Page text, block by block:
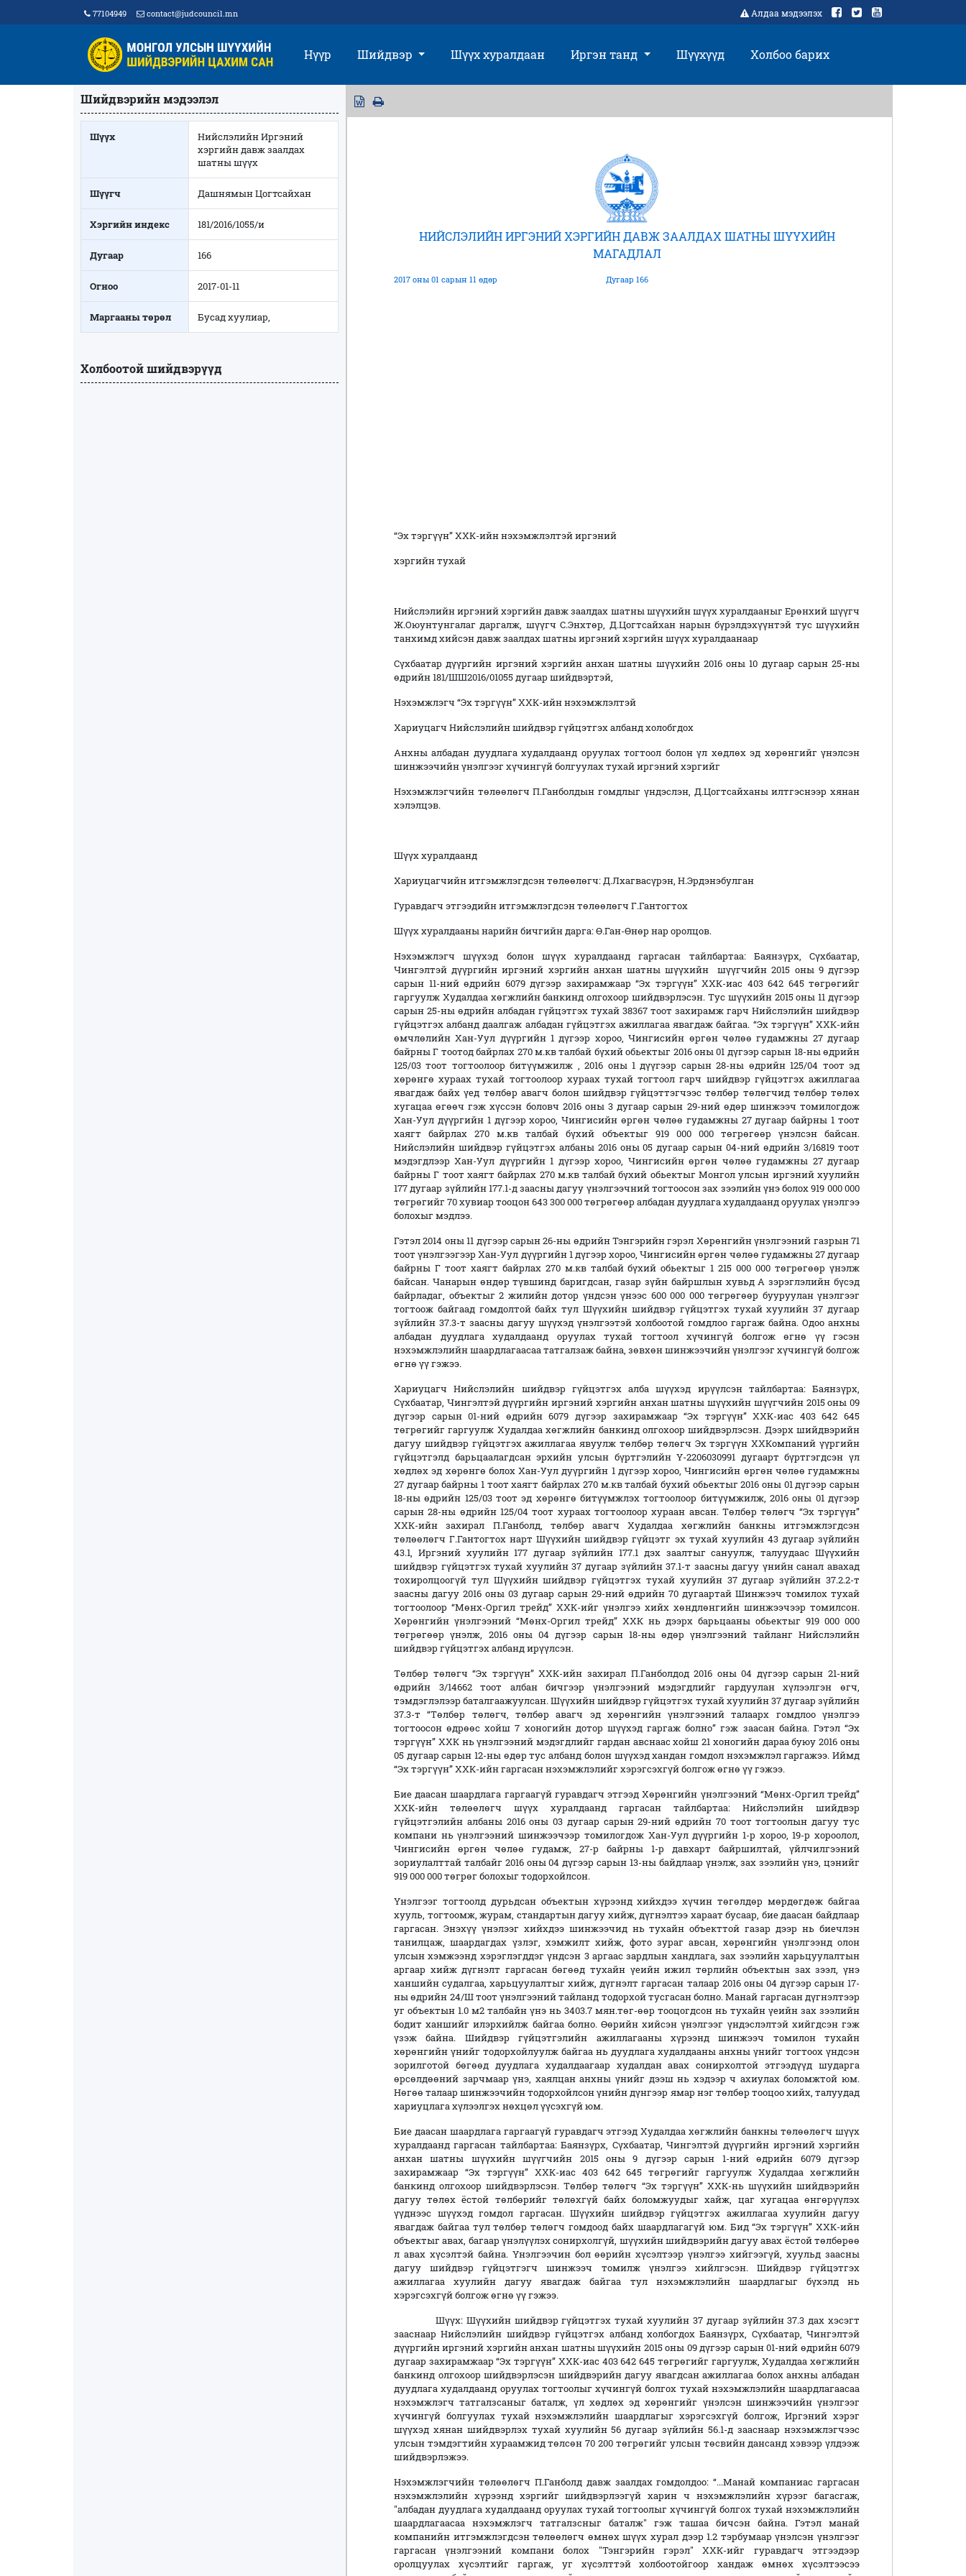
77104949 contact@judcouncil.mn Алдаа мэдээлэх
Нүүр Шийдвэр Шүүх хуралдаан Иргэн танд Шүүхүүд Холбоо барих
Шийдвэрийн мэдээлэл
Шүүх
Нийслэлийн Иргэний
хэргийн давж заалдах
шатны шүүх
Шүүгч Дашнямын Цогтсайхан
Хэргийн индекс 181/2016/1055/и
Дугаар 166
Огноо 2017-01-11
Маргааны төрөл Бусад хуулиар,
Холбоотой шийдвэрүүд
НИЙСЛЭЛИЙН ИРГЭНИЙ ХЭРГИЙН ДАВЖ ЗААЛДАХ ШАТНЫ ШҮҮХИЙН
МАГАДЛАЛ
2017 оны 01 сарын 11 өдөр Дугаар 166
“Эх тэргүүн” ХХК-ийн нэхэмжлэлтэй иргэний
хэргийн тухай
Нийслэлийн иргэний хэргийн давж заалдах шатны шүүхийн шүүх хуралдааныг Ерөнхий шүүгч
Ж.Оюунтунгалаг даргалж, шүүгч С.Энхтөр, Д.Цогтсайхан нарын бүрэлдэхүүнтэй тус шүүхийн
танхимд хийсэн давж заалдах шатны иргэний хэргийн шүүх хуралдаанаар
Сүхбаатар дүүргийн иргэний хэргийн анхан шатны шүүхийн 2016 оны 10 дугаар сарын 25-ны
өдрийн 181/ШШ2016/01055 дугаар шийдвэртэй,
Нэхэмжлэгч “Эх тэргүүн” ХХК-ийн нэхэмжлэлтэй
Хариуцагч Нийслэлийн шийдвэр гүйцэтгэх албанд холобгдох
Анхны албадан дуудлага худалдаанд оруулах тогтоол болон үл хөдлөх эд хөрөнгийг үнэлсэн
шинжээчийн үнэлгээг хүчингүй болгуулах тухай иргэний хэргийг
Нэхэмжлэгчийн төлөөлөгч П.Ганболдын гомдлыг үндэслэн, Д.Цогтсайханы илтгэснээр хянан
хэлэлцэв.
Шүүх хуралдаанд
Хариуцагчийн итгэмжлэгдсэн төлөөлөгч: Д.Лхагвасүрэн, Н.Эрдэнэбулган
Гуравдагч этгээдийн итгэмжлэгдсэн төлөөлөгч Г.Гантогтох
Шүүх хуралдааны нарийн бичгийн дарга: Ө.Ган-Өнөр нар оролцов.
Нэхэмжлэгч шүүхэд болон шүүх хуралдаанд гаргасан тайлбартаа: Баянзүрх, Сүхбаатар,
Чингэлтэй дүүргийн иргэний хэргийн анхан шатны шүүхийн шүүгчийн 2015 оны 9 дүгээр
сарын 11-ний өдрийн 6079 дүгээр захирамжаар “Эх тэргүүн” ХХК-иас 403 642 645 төгрөгийг
гаргуулж Худалдаа хөгжлийн банкинд олгохоор шийдвэрлэсэн. Тус шүүхийн 2015 оны 11 дүгээр
сарын 25-ны өдрийн албадан гүйцэтгэх тухай 38367 тоот захирамж гарч Нийслэлийн шийдвэр
гүйцэтгэх албанд даалгаж албадан гүйцэтгэх ажиллагаа явагдаж байгаа. “Эх тэргүүн” ХХК-ийн
өмчлөлийн Хан-Уул дүүргийн 1 дүгээр хороо, Чингисийн өргөн чөлөө гудамжны 27 дугаар
байрны Г тоотод байрлах 270 м.кв талбай бүхий обьектыг 2016 оны 01 дүгээр сарын 18-ны өдрийн
125/03 тоот тогтоолоор битүүмжилж , 2016 оны 1 дүүгээр сарын 28-ны өдрийн 125/04 тоот эд
хөрөнгө хураах тухай тогтоолоор хураах тухай тогтоол гарч шийдвэр гүйцэтгэх ажиллагаа
явагдаж байх үед төлбөр авагч болон шийдвэр гүйцэттэгчээс төлбөр төлөгчид төлбөр төлөх
хугацаа өгөөч гэж хүссэн боловч 2016 оны 3 дугаар сарын 29-ний өдөр шинжээч томилогдож
Хан-Уул дүүргийн 1 дүгээр хороо, Чингисийн өргөн чөлөө гудамжны 27 дугаар байрны 1 тоот
хаягт байрлах 270 м.кв талбай бүхий объектыг 919 000 000 төгрөгөөр үнэлсэн байсан.
Нийслэлийн шийдвэр гүйцэтгэх албаны 2016 оны 05 дугаар сарын 04-ний өдрийн 3/16819 тоот
мэдэгдлээр Хан-Уул дүүргийн 1 дүгээр хороо, Чингисийн өргөн чөлөө гудамжны 27 дугаар
байрны Г тоот хаягт байрлах 270 м.кв талбай бүхий обьектыг Монгол улсын иргэний хуулийн
177 дугаар зүйлийн 177.1-д заасны дагуу үнэлгээчний тогтоосон зах зээлийн үнэ болох 919 000 000
төгрөгийг 70 хувиар тооцон 643 300 000 төгрөгөөр албадан дуудлага худалдаанд оруулах үнэлгээ
болохыг мэдлээ.
Гэтэл 2014 оны 11 дүгээр сарын 26-ны өдрийн Тэнгэрийн гэрэл Хөрөнгийн үнэлгээний газрын 71
тоот үнэлгээгээр Хан-Уул дүүргийн 1 дүгээр хороо, Чингисийн өргөн чөлөө гудамжны 27 дугаар
байрны Г тоот хаягт байрлах 270 м.кв талбай бүхий обьектыг 1 215 000 000 төгрөгөөр үнэлж
байсан. Чанарын өндөр түвшинд баригдсан, газар зүйн байршлын хувьд А зэрэглэлийн бүсэд
байрладаг, объектыг 2 жилийн дотор үндсэн үнээс 600 000 000 төгрөгөөр бууруулан үнэлгээг
тогтоож байгаад гомдолтой байх тул Шүүхийн шийдвэр гүйцэтгэх тухай хуулийн 37 дугаар
зүйлийн 37.3-т заасны дагуу шүүхэд үнэлгээтэй холбоотой гомдлоо гаргаж байна. Одоо анхны
албадан дуудлага худалдаанд оруулах тухай тогтоол хүчингүй болгож өгнө үү гэсэн
нэхэмжлэлийн шаардлагаасаа татгалзаж байна, зөвхөн шинжээчийн үнэлгээг хүчингүй болгож
өгнө үү гэжээ.
Хариуцагч Нийслэлийн шийдвэр гүйцэтгэх алба шүүхэд ирүүлсэн тайлбартаа: Баянзүрх,
Сүхбаатар, Чингэлтэй дүүргийн иргэний хэргийн анхан шатны шүүхийн шүүгчийн 2015 оны 09
дүгээр сарын 01-ний өдрийн 6079 дүгээр захирамжаар “Эх тэргүүн” ХХК-иас 403 642 645
төгрөгийг гаргуулж Худалдаа хөгжлийн банкинд олгохоор шийдвэрлэсэн. Дээрх шийдвэрийн
дагуу шийдвэр гүйцэтгэх ажиллагаа явуулж төлбөр төлөгч Эх тэргүүн ХХКомпаний үүргийн
гүйцэтгэлд барьцаалагдсан эрхийн улсын бүртгэлийн Ү-2206030991 дугаарт бүртгэгдсэн үл
хөдлөх эд хөрөнгө болох Хан-Уул дуүргийн 1 дүгээр хороо, Чингисийн өргөн чөлөө гудамжны
27 дугаар байрны 1 тоот хаягт байрлах 270 м.кв талбай бухий обьектыг 2016 оны 01 дүгээр сарын
18-ны өдрийн 125/03 тоот эд хөрөнгө битүүмжлэх тогтоолоор битүүмжилж, 2016 оны 01 дүгээр
сарын 28-ны өдрийн 125/04 тоот хураах тогтоолоор хураан авсан. Төлбөр төлөгч “Эх тэргүүн”
ХХК-ийн захирал П.Ганболд, төлбөр авагч Худалдаа хөгжлийн банкны итгэмжлэгдсэн
төлөөлөгч Г.Гантогтох нарт Шүүхийн шийдвэр гүйцэтг эх тухай хуулийн 43 дугаар зүйлийн
43.1, Иргэний хуулийн 177 дугаар зүйлийн 177.1 дэх заалтыг сануулж, талуудаас Шүүхийн
шийдвэр гүйцэтгэх тухай хуулийн 37 дугаар зүйлийн 37.1-т заасны дагуу үнийн санал авахад
тохиролцоогүй тул Шүүхийн шийдвэр гүйцэтгэх тухай хуулийн 37 дугаар зүйлийн 37.2.2-т
заасны дагуу 2016 оны 03 дугаар сарын 29-ний өдрийн 70 дугаартай Шинжээч томилох тухай
тогтоолоор “Мөнх-Оргил трейд” ХХК-ийг үнэлгээ хийх хөндлөнгийн шинжээчээр томилсон.
Хөрөнгийн үнэлгээний “Мөнх-Оргил трейд” ХХК нь дээрх барьцааны обьектыг 919 000 000
төгрөгөөр үнэлж, 2016 оны 04 дүгээр сарын 18-ны өдөр үнэлгээний тайланг Нийслэлийн
шийдвэр гүйцэтгэх албанд ирүүлсэн.
Төлбөр төлөгч “Эх тэргүүн” ХХК-ийн захирал П.Ганболдод 2016 оны 04 дүгээр сарын 21-ний
өдрийн 3/14662 тоот албан бичгээр үнэлгээний мэдэгдлийг гардуулан хүлээлгэн өгч,
тэмдэглэлээр баталгаажуулсан. Шүүхийн шийдвэр гүйцэтгэх тухай хуулийн 37 дугаар зүйлийн
37.3-т “Төлбөр төлөгч, төлбөр авагч эд хөрөнгийн үнэлгээний талаарх гомдлоо үнэлгээ
тогтоосон өдрөөс хойш 7 хоногийн дотор шүүхэд гаргаж болно” гэж заасан байна. Гэтэл “Эх
тэргүүн” ХХК нь үнэлгээний мэдэгдлийг гардан авснаас хойш 21 хоногийн дараа буюу 2016 оны
05 дугаар сарын 12-ны өдөр тус албанд болон шүүхэд хандан гомдол нэхэмжлэл гаргажээ. Иймд
“Эх тэргүүн” ХХК-ийн гаргасан нэхэмжлэлийг хэрэгсэхгүй болгож өгнө үү гэжээ.
Бие даасан шаардлага гаргаагүй гуравдагч этгээд Хөрөнгийн үнэлгээний “Мөнх-Оргил трейд”
ХХК-ийн төлөөлөгч шүүх хуралдаанд гаргасан тайлбартаа: Нийслэлийн шийдвэр
гүйцэтгэлийн албаны 2016 оны 03 дугаар сарын 29-ний өдрийн 70 тоот тогтоолын дагуу тус
компани нь үнэлгээний шинжээчээр томилогдож Хан-Уул дүүргийн 1-р хороо, 19-р хороолол,
Чингисийн өргөн чөлөө гудамж, 27-р байрны 1-р давхарт байршилтай, үйлчилгээний
зориулалттай талбайг 2016 оны 04 дүгээр сарын 13-ны байдлаар үнэлж, зах зээлийн үнэ, цэнийг
919 000 000 төгрөг болохыг тодорхойлсон.
Үнэлгээг тогтоолд дурьдсан объектын хүрээнд хийхдээ хүчин төгөлдөр мөрдөгдөж байгаа
хууль, тогтоомж, журам, стандартын дагуу хийж, дүгнэлтээ хараат бусаар, бие даасан байдлаар
гаргасан. Энэхүү үнэлээг хийхдээ шинжээчид нь тухайн объекттой газар дээр нь биечлэн
танилцаж, шаардагдах үзлэг, хэмжилт хийж, фото зураг авсан, хөрөнгийн үнэлгээнд олон
улсын хэмжээнд хэрэглэгддэг үндсэн 3 аргаас зардлын хандлага, зах зээлийн харьцуулалтын
аргаар хийж дүгнэлт гаргасан бөгөөд тухайн үеийн ижил төрлийн объектын зах зээл, үнэ
ханшийн судалгаа, харьцуулалтыг хийж, дүгнэлт гаргасан талаар 2016 оны 04 дүгээр сарын 17-
ны өдрийн 24/Ш тоот үнэлгээний тайланд тодорхой тусгасан болно. Манай гаргасан дүгнэлтээр
уг объектын 1.0 м2 талбайн үнэ нь 3403.7 мян.төг-өөр тооцогдсон нь тухайн үеийн зах зээлийн
бодит ханшийг илэрхийлж байгаа болно. Өөрийн хийсэн үнэлгээг үндэслэлтэй хийгдсэн гэж
үзэж байна. Шийдвэр гүйцэтгэлийн ажиллагааны хүрээнд шинжээч томилон тухайн
хөрөнгийн үнийг тодорхойлуулж байгаа нь дуудлага худалдааны анхны үнийг тогтоох үндсэн
зорилготой бөгөөд дуудлага худалдаагаар худалдан авах сонирхолтой этгээдүүд шударга
өрсөлдөөний зарчмаар үнэ, хаялцан анхны үнийг дээш нь хэдээр ч ахиулах боломжтой юм.
Нөгөө талаар шинжээчийн тодорхойлсон үнийн дүнгээр ямар нэг төлбөр тооцоо хийх, талуудад
хариуцлага хүлээлгэх нөхцөл үүсэхгүй юм.
Бие даасан шаардлага гаргаагүй гуравдагч этгээд Худалдаа хөгжлийн банкны төлөөлөгч шүүх
хуралдаанд гаргасан тайлбартаа: Баянзүрх, Сүхбаатар, Чингэлтэй дүүргийн иргэний хэргийн
анхан шатны шүүхийн шүүгчийн 2015 оны 9 дүгээр сарын 1-ний өдрийн 6079 дүгээр
захирамжаар “Эх тэргүүн” ХХК-иас 403 642 645 төгрөгийг гаргуулж Худалдаа хөгжлийн
банкинд олгохоор шийдвэрлэсэн. Төлбөр төлөгч “Эх тэргүүн” ХХК-нь шүүхийн шийдвэрийн
дагуу төлөх ёстой төлбөрийг төлөхгүй байх боломжуудыг хайж, цаг хугацаа өнгөрүүлэх
үүднээс шүүхэд гомдол гаргасан. Шүүхийн шийдвэр гүйцэтгэх ажиллагаа хуулийн дагуу
явагдаж байгаа тул төлбөр төлөгч гомдоод байх шаардлагагүй юм. Бид “Эх тэргүүн” ХХК-ийн
объектыг авах, багаар үнэлүүлэх сонирхолгүй, шүүхийн шийдвэрийн дагуу авах ёстой төлбөрөө
л авах хүсэлтэй байна. Үнэлгээчин бол өөрийн хүсэлтээр үнэлгээ хийгээгүй, хуульд заасны
дагуу шийдвэр гүйцэтгэгч шинжээч томилж үнэлгээ хийлгэсэн. Шийдвэр гүйцэтгэх
ажиллагаа хуулийн дагуу явагдаж байгаа тул нэхэмжлэлийн шаардлагыг бүхэлд нь
хэрэгсэхгүй болгож өгнө үү гэжээ.
Шүүх: Шүүхийн шийдвэр гүйцэтгэх тухай хуулийн 37 дугаар зүйлийн 37.3 дах хэсэгт
зааснаар Нийслэлийн шийдвэр гүйцэтгэх албанд холбогдох Баянзүрх, Сүхбаатар, Чингэлтэй
дүүргийн иргэний хэргийн анхан шатны шүүхийн 2015 оны 09 дүгээр сарын 01-ний өдрийн 6079
дугаар захирамжаар “Эх тэргүүн” ХХК-иас 403 642 645 төгрөгийг гаргуулж, Худалдаа хөгжлийн
банкинд олгохоор шийдвэрлэсэн шийдвэрийн дагуу явагдсан ажиллагаа болох анхны албадан
дуудлага худалдаанд оруулах тогтоолыг хүчингүй болгох тухай нэхэмжлэлийн шаардлагаасаа
нэхэмжлэгч татгалзсаныг баталж, үл хөдлөх эд хөрөнгийг үнэлсэн шинжээчийн үнэлгээг
хүчингүй болгуулах тухай нэхэмжлэлийн шаардлагыг хэрэгсэхгүй болгож, Иргэний хэрэг
шүүхэд хянан шийдвэрлэх тухай хуулийн 56 дугаар зүйлийн 56.1-д зааснаар нэхэмжлэгчээс
улсын тэмдэгтийн хураамжид төлсөн 70 200 төгрөгийг улсын төсвийн дансанд хэвээр үлдээж
шийдвэрлэжээ.
Нэхэмжлэгчийн төлөөлөгч П.Ганболд давж заалдах гомдолдоо: “...Манай компаниас гаргасан
нэхэмжлэлийн хүрээнд хэргийг шийдвэрлээгүй харин ч нэхэмжлэлийн хүрээг багасгаж,
"албадан дуудлага худалдаанд оруулах тухай тогтоолыг хүчингүй болгох тухай нэхэмжлэлийн
шаардлагаасаа нэхэмжлэгч татгалзсныг баталж" гэж ташаа бичсэн байна. Гэтэл манай
компанийн итгэмжлэгдсэн төлөөлөгч өмнөх шүүх хурал дээр 1.2 тэрбумаар үнэлсэн үнэлгээг
гаргасан үнэлгээний компани болох "Тэнгэрийн гэрэл" ХХК-ийг гуравдагч этгээдээр
оролцуулах хүсэлтийг гаргаж, уг хүсэлттэй холбоотойгоор хандаж өмнөх хүсэлтээсээ